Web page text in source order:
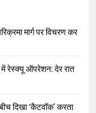
मार्ग पर विचरण कर
रेस्क्यू ऑपरेशन: देर रात
दिखा ‘कैटवॉक’ करता